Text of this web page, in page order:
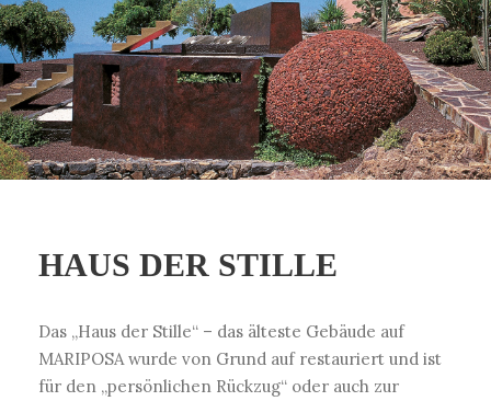
HAUS DER STILLE
Das „Haus der Stille“ – das älteste Gebäude auf
MARIPOSA wurde von Grund auf restauriert und ist
für den „persönlichen Rückzug“ oder auch zur